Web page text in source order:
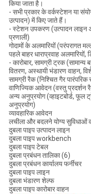
किया जाता है।
- सभी प्रकार के वर्कस्टेशन या
उत्पादन) में किए जाते हैं।
- स्टेशन उपकरण (उत्पादन लाइन
प्रणाली)
गोदामों के अलमारियों (परंपरागत
पहले बाहर धाराप्रवाह
- कारोबार, सामग्री ट्रक (सामान्य
वितरण, अस्थायी भंडारण वाहन,
सामग्री रैक (निश्चित गैर
वाणिज्यिक आवेदन (वस्तु प्रदर्शन
अन्य अनुप्रयोग (व्हाइटबोर्ड,
अनुप्रयोग)
व्यावहारिक आवेदन
लचीला और बदलने योग्य सुविधाओं
दुबला पाइप उत्पादन लाइन
दुबला पाइप workbench
दुबला पाइप टेबल
दुबला प्रबंधन तालिका (6)
दुबला प्रबंधन कार्यालय फर्नीचर
दुबला पाइप लाइन
दुबला भंडारण शेल्फ
दुबला पाइप कारोबार वाहन